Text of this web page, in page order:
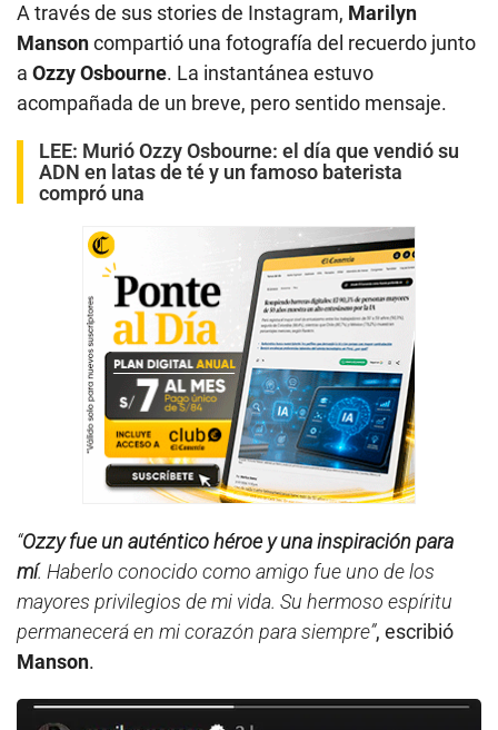
A través de sus stories de Instagram, Marilyn
Mansoncompartió una fotografía del recuerdo junto
a Ozzy Osbourne. La instantánea estuvo
acompañada de un breve, pero sentido mensaje.
LEE: Murió Ozzy Osbourne: el día que vendió su
ADN en latas de té y un famoso baterista
compró una
“Ozzy fue un auténtico héroe y una inspiración para
mí. Haberlo conocido como amigo fue uno de los
mayores privilegios de mi vida. Su hermoso espíritu
permanecerá en mi corazón para siempre”, escribió
Manson.